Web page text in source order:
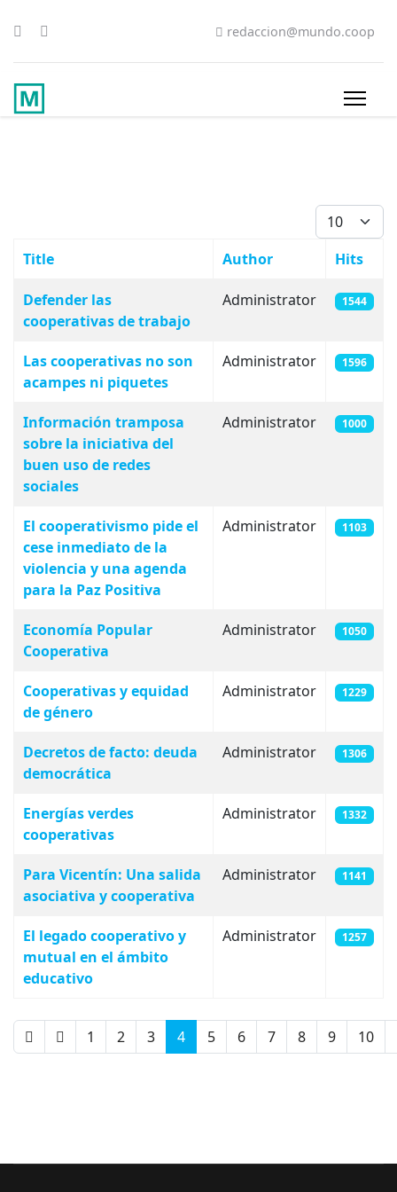
redaccion@mundo.coop
Display #
Title Author Hits
Defender las
cooperativas de trabajo
Administrator 1544
Las cooperativas no son
acampes ni piquetes
Administrator 1596
Información tramposa
sobre la iniciativa del
buen uso de redes
sociales
Administrator 1000
El cooperativismo pide el
cese inmediato de la
violencia y una agenda
para la Paz Positiva
Administrator 1103
Economía Popular
Cooperativa
Administrator 1050
Cooperativas y equidad
de género
Administrator 1229
Decretos de facto: deuda
democrática
Administrator 1306
Energías verdes
cooperativas
Administrator 1332
Para Vicentín: Una salida
asociativa y cooperativa
Administrator 1141
El legado cooperativo y
mutual en el ámbito
educativo
Administrator 1257
Page 4 of 14
1 2 3 4 5 6 7 8 9 10